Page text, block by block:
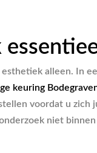
alleen. In
keuring
voordat u zich
niet